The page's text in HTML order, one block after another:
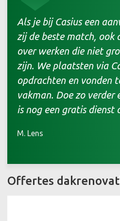
Als je bij Casius een
zij de beste match, ook
over werken die niet
zijn. We plaatsten via
opdrachten en vonden
vakman. Doe zo verder
is nog een gratis dienst
M. Lens
Offertes